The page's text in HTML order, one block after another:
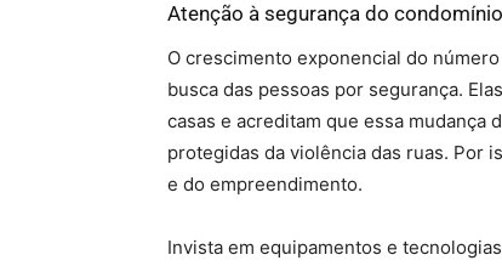
Atenção à segurança do condomínio
O crescimento exponencial do
busca das pessoas por segurança.
casas e acreditam que essa mudança
protegidas da violência das ruas. Por
e do empreendimento.
Invista em equipamentos e